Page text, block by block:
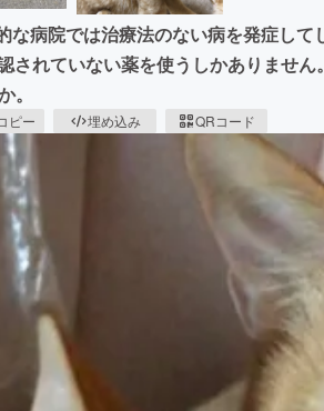
病院では治療法のない病を発症して
されていない薬を使うしかありません
。
ピー 埋め込み QRコード